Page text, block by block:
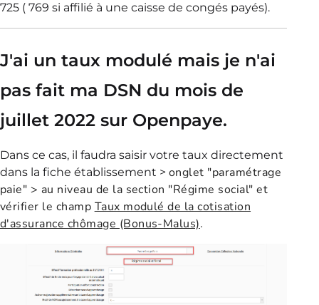
725 ( 769 si affilié à une caisse de congés payés).
J'ai un taux modulé mais je n'ai
pas fait ma DSN du mois de
juillet 2022 sur Openpaye.
Dans ce cas, il faudra saisir votre taux directement
dans la fiche établissement > onglet "paramétrage
paie" > au niveau de la section "Régime social" et
vérifier le champ Taux modulé de la cotisation
d'assurance chômage (Bonus-Malus).